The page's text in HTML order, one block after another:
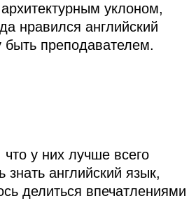
уклоном,
нравился английский
преподавателем.
у них лучше всего
английский язык,
делиться впечатлениями